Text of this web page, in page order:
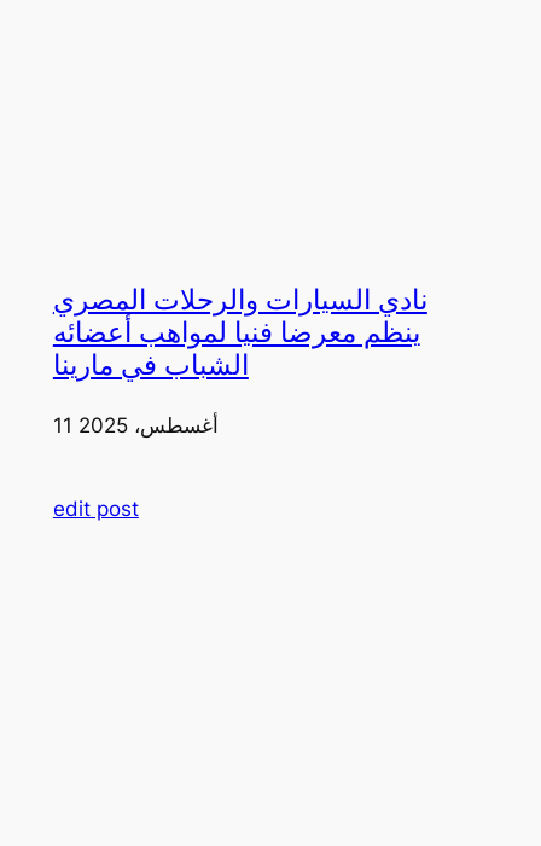
نادي السيارات والرحلات المصري
ينظم معرضا فنيا لمواهب أعضائه
الشباب في مارينا
11 أغسطس، 2025
edit post